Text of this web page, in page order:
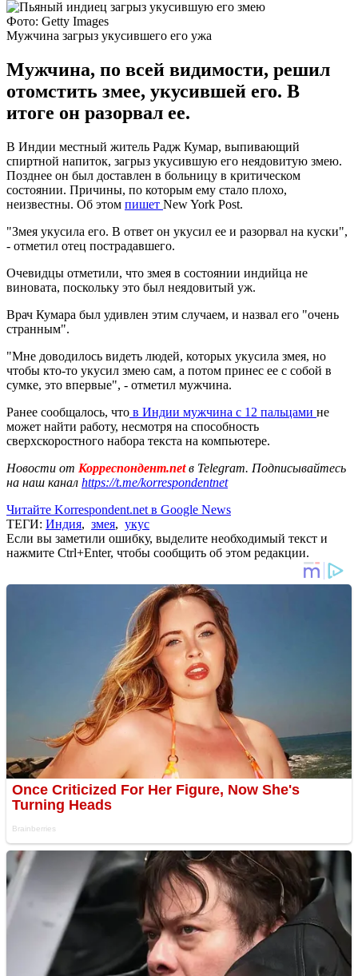
Фото: Getty Images
Мужчина загрыз укусившего его ужа
Мужчина, по всей видимости, решил
отомстить змее, укусившей его. В
итоге он разорвал ее.
В Индии местный житель Радж Кумар, выпивающий
спиртной напиток, загрыз укусившую его неядовитую змею.
Позднее он был доставлен в больницу в критическом
состоянии. Причины, по которым ему стало плохо,
неизвестны. Об этом пишет New York Post.
"Змея укусила его. В ответ он укусил ее и разорвал на куски",
- отметил отец пострадавшего.
Очевидцы отметили, что змея в состоянии индийца не
виновата, поскольку это был неядовитый уж.
Врач Кумара был удивлен этим случаем, и назвал его "очень
странным".
"Мне доводилось видеть людей, которых укусила змея, но
чтобы кто-то укусил змею сам, а потом принес ее с собой в
сумке, это впервые", - отметил мужчина.
Ранее сообщалось, что в Индии мужчина с 12 пальцами не
может найти работу, несмотря на способность
сверхскоростного набора текста на компьютере.
Новости от Корреспондент.netв Telegram. Подписывайтесь
на наш канал https://t.me/korrespondentnet
Читайте Korrespondent.net в Google News
ТЕГИ: Индия, змея, укус
Если вы заметили ошибку, выделите необходимый текст и
нажмите Ctrl+Enter, чтобы сообщить об этом редакции.